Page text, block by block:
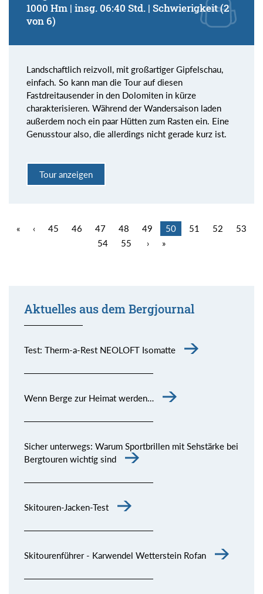
1000 Hm | insg. 06:40 Std. | Schwierigkeit (2
von 6)
Landschaftlich reizvoll, mit großartiger Gipfelschau,
einfach. So kann man die Tour auf diesen
Fastdreitausender in den Dolomiten in kürze
charakterisieren. Während der Wandersaison laden
außerdem noch ein paar Hütten zum Rasten ein. Eine
Genusstour also, die allerdings nicht gerade kurz ist.
Tour anzeigen
« ‹ 45 46 47 48 49 50 51 52
53
54
55 › »
Aktuelles aus dem Bergjournal
Test: Therm-a-Rest NEOLOFT Isomatte
Wenn Berge zur Heimat werden…
Sicher unterwegs: Warum Sportbrillen mit Sehstärke bei
Bergtouren wichtig sind
Skitouren-Jacken-Test
Skitourenführer - Karwendel Wetterstein Rofan